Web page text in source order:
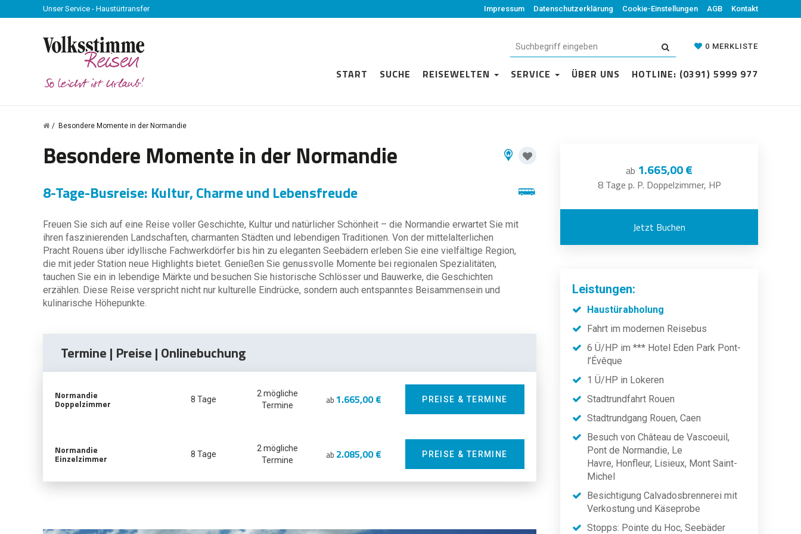
Unser Service - Haustürtransfer Impressum Datenschutzerklärung Cookie-Einstellungen AGB Kontakt
0 MERKLISTE
START SUCHE REISEWELTEN SERVICE ÜBER UNS HOTLINE: (0391) 5999 977
Besondere Momente in der Normandie
Besondere Momente in der Normandie
8-Tage-Busreise: Kultur, Charme und Lebensfreude
Freuen Sie sich auf eine Reise voller Geschichte, Kultur und natürlicher Schönheit – die Normandie erwartet Sie mit
ihren faszinierenden Landschaften, charmanten Städten und lebendigen Traditionen. Von der mittelalterlichen
Pracht Rouens über idyllische Fachwerkdörfer bis hin zu eleganten Seebädern erleben Sie eine vielfältige Region,
die mit jeder Station neue Highlights bietet. Genießen Sie genussvolle Momente bei regionalen Spezialitäten,
tauchen Sie ein in lebendige Märkte und besuchen Sie historische Schlösser und Bauwerke, die Geschichten
erzählen. Diese Reise verspricht nicht nur kulturelle Eindrücke, sondern auch entspanntes Beisammensein und
kulinarische Höhepunkte.
Termine | Preise | Onlinebuchung
Normandie
Doppelzimmer 8 Tage
2 mögliche
Termine
ab 1.665,00 € PREISE & TERMINE
Normandie
Einzelzimmer 8 Tage
2 mögliche
Termine
ab 2.085,00 € PREISE & TERMINE
ab 1.665,00 €
8 Tage p. P. Doppelzimmer, HP
Jetzt Buchen
Leistungen:
Haustürabholung
Fahrt im modernen Reisebus
6 Ü/HP im *** Hotel Eden Park Pont-
l’Évêque
1 Ü/HP in Lokeren
Stadtrundfahrt Rouen
Stadtrundgang Rouen, Caen
Besuch von Château de Vascoeuil,
Pont de Normandie, Le
Havre, Honfleur, Lisieux, Mont Saint-
Michel
Besichtigung Calvadosbrennerei mit
Verkostung und Käseprobe
Stopps: Pointe du Hoc, Seebäder